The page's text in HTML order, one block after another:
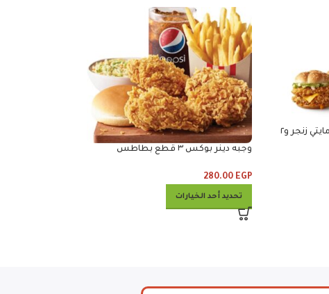
مايتى لوف ٢ ساندوتش مايتي زنجر و٢
وجبه دينر بوكس ٣ قطع بطاطس
280.00 EGP
تحديد أحد الخيارات